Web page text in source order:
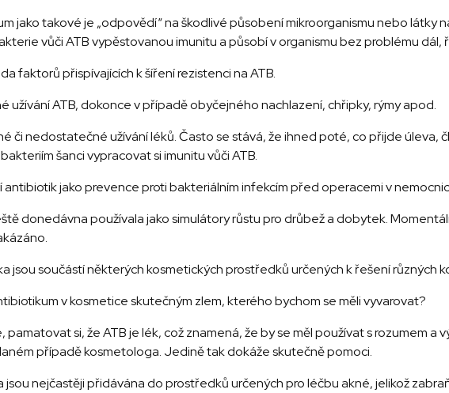
jako takové je „odpovědí“ na škodlivé působení mikroorganismu nebo látky
vůči ATB vypěstovanou imunitu a působí v organismu bez problému dál,
faktorů přispívajících k šíření rezistenci na ATB.
užívání ATB, dokonce v případě obyčejného nachlazení, chřipky, rýmy apod.
či nedostatečné užívání léků. Často se stává, že ihned poté, co přijde úleva,
šanci vypracovat si imunitu vůči ATB.
antibiotik jako prevence proti bakteriálním infekcím před operacemi v
donedávna používala jako simulátory růstu pro drůbež a dobytek.
jsou součástí některých kosmetických prostředků určených k řešení různých
v kosmetice skutečným zlem, kterého bychom se měli vyvarovat?
pamatovat si, že ATB je lék, což znamená, že by se měl používat s rozumem a
případě kosmetologa. Jedině tak dokáže skutečně pomoci.
jsou nejčastěji přidávána do prostředků určených pro léčbu akné, jelikož